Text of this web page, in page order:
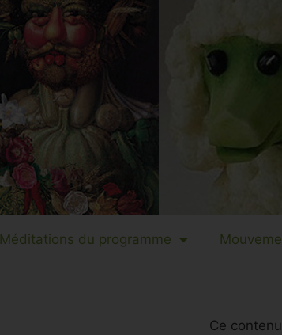
Méditations du programme
Ce